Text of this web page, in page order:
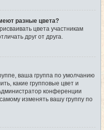
разные цвета?
цвета участникам
друг от друга.
ваша группа по умолчанию
какие групповые цвет и
конференции
изменять вашу группу по